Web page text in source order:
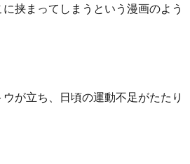
挟まってしまうという漫画のよう
が立ち、日頃の運動不足がたたり